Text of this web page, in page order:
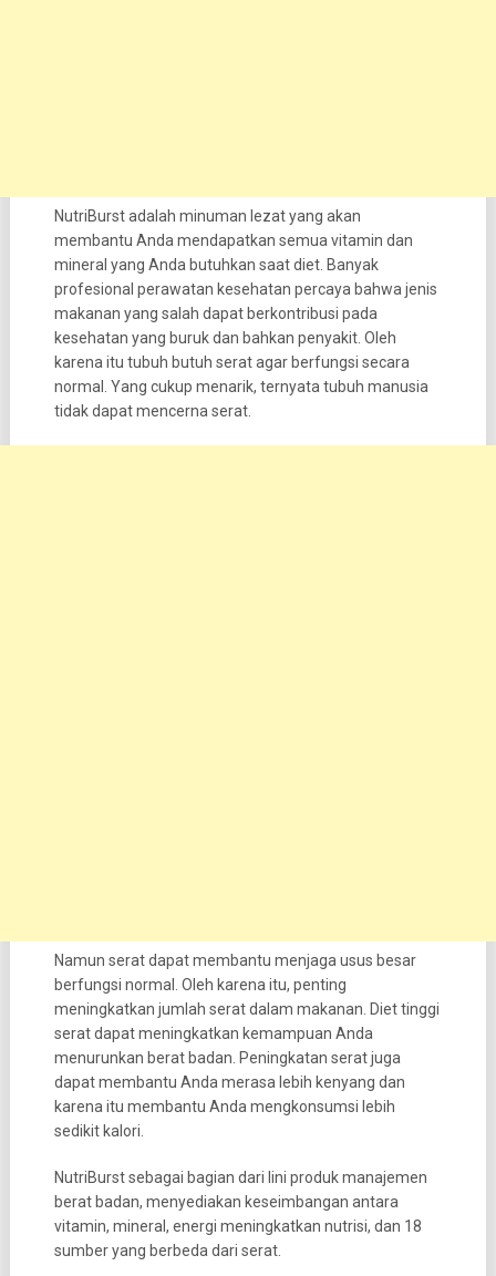
NutriBurst adalah minuman lezat yang akan
membantu Anda mendapatkan semua vitamin dan
mineral yang Anda butuhkan saat diet. Banyak
profesional perawatan kesehatan percaya bahwa jenis
makanan yang salah dapat berkontribusi pada
kesehatan yang buruk dan bahkan penyakit. Oleh
karena itu tubuh butuh serat agar berfungsi secara
normal. Yang cukup menarik, ternyata tubuh manusia
tidak dapat mencerna serat.
Namun serat dapat membantu menjaga usus besar
berfungsi normal. Oleh karena itu, penting
meningkatkan jumlah serat dalam makanan. Diet tinggi
serat dapat meningkatkan kemampuan Anda
menurunkan berat badan. Peningkatan serat juga
dapat membantu Anda merasa lebih kenyang dan
karena itu membantu Anda mengkonsumsi lebih
sedikit kalori.
NutriBurst sebagai bagian dari lini produk manajemen
berat badan, menyediakan keseimbangan antara
vitamin, mineral, energi meningkatkan nutrisi, dan 18
sumber yang berbeda dari serat.